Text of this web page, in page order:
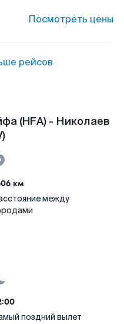
Посмотреть цены
рейсов
(HFA) - Николаев
км
между
поздний вылет